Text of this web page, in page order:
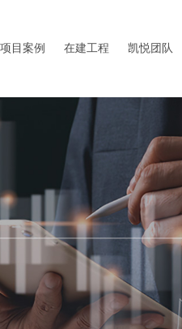
项目案例 在建工程 凯悦团队